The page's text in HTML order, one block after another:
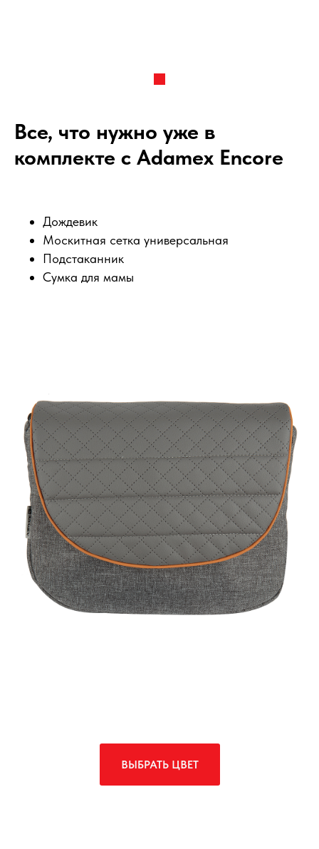
Все, что нужно уже в
комплекте с Adamex Encore
Дождевик
Москитная сетка универсальная
Подстаканник
Сумка для мамы
ВЫБРАТЬ ЦВЕТ